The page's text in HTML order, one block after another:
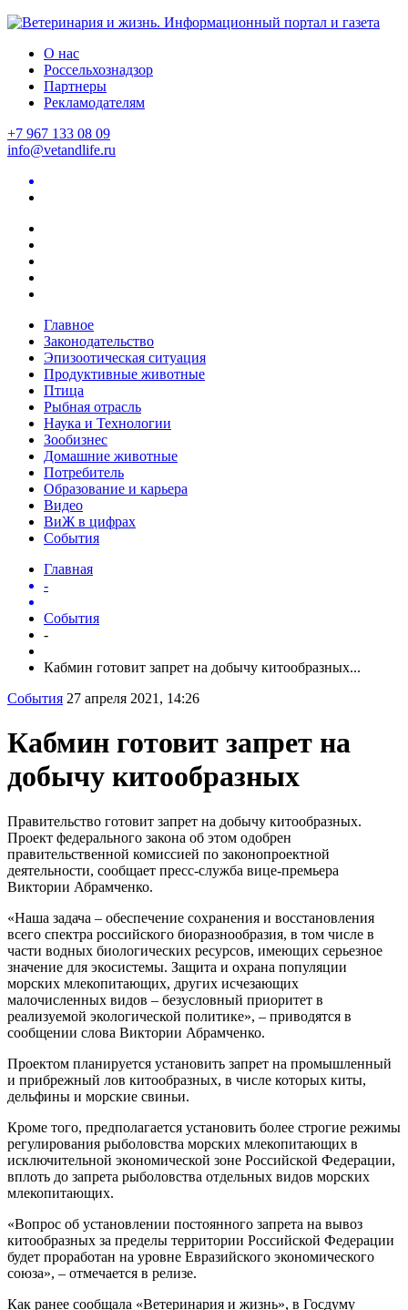
О нас
Россельхознадзор
Партнеры
Рекламодателям
+7 967 133 08 09
info@vetandlife.ru
Главное
Законодательство
Эпизоотическая ситуация
Продуктивные животные
Птица
Рыбная отрасль
Наука и Технологии
Зообизнес
Домашние животные
Потребитель
Образование и карьера
Видео
ВиЖ в цифрах
События
Главная
-
События
-
Кабмин готовит запрет на добычу китообразных...
События 27 апреля 2021, 14:26
Кабмин готовит запрет на
добычу китообразных
Правительство готовит запрет на добычу китообразных.
Проект федерального закона об этом одобрен
правительственной комиссией по законопроектной
деятельности, сообщает пресс-служба вице-премьера
Виктории Абрамченко.
«Наша задача – обеспечение сохранения и восстановления
всего спектра российского биоразнообразия, в том числе в
части водных биологических ресурсов, имеющих серьезное
значение для экосистемы. Защита и охрана популяции
морских млекопитающих, других исчезающих
малочисленных видов – безусловный приоритет в
реализуемой экологической политике», – приводятся в
сообщении слова Виктории Абрамченко.
Проектом планируется установить запрет на промышленный
и прибрежный лов китообразных, в числе которых киты,
дельфины и морские свиньи.
Кроме того, предполагается установить более строгие режимы
регулирования рыболовства морских млекопитающих в
исключительной экономической зоне Российской Федерации,
вплоть до запрета рыболовства отдельных видов морских
млекопитающих.
«Вопрос об установлении постоянного запрета на вывоз
китообразных за пределы территории Российской Федерации
будет проработан на уровне Евразийского экономического
союза», – отмечается в релизе.
Как ранее сообщала «Ветеринария и жизнь», в Госдуму